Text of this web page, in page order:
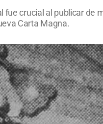
fue crucial al publicar de
Carta Magna.